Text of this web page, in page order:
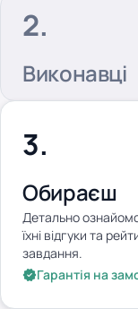
Виконавці
Обираєш
Детально
їхні відгуки та
завдання.
Гарантія на